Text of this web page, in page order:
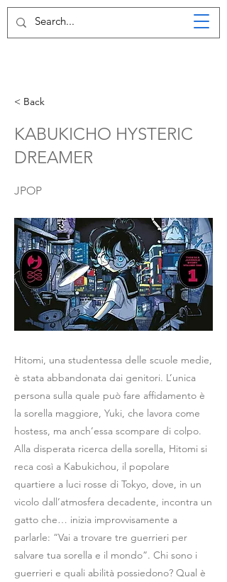
< Back
KABUKICHO HYSTERIC
DREAMER
JPOP
Hitomi, una studentessa delle scuole medie,
è stata abbandonata dai genitori. L’unica
persona sulla quale può fare affidamento è
la sorella maggiore, Yuki, che lavora come
hostess, ma anch’essa scompare di colpo.
Alla disperata ricerca della sorella, Hitomi si
reca così a Kabukichou, il popolare
quartiere a luci rosse di Tokyo, dove, in un
vicolo dall’atmosfera decadente, incontra un
gatto che… inizia improvvisamente a
parlarle: “Vai a trovare tre guerrieri per
salvare tua sorella e il mondo”. Chi sono i
guerrieri e quali abilità possiedono? Qual è